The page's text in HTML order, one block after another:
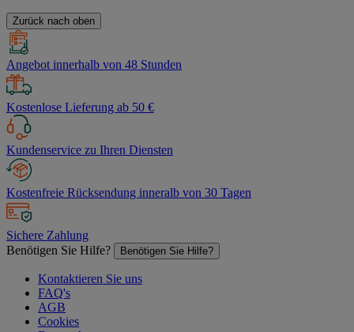
Zurück nach oben
Angebot innerhalb von 48 Stunden
Kostenlose Lieferung ab 50 €
Kundenservice zu Ihren Diensten
Kostenfreie Rücksendung inneralb von 30 Tagen
Sichere Zahlung
Benötigen Sie Hilfe?
Benötigen Sie Hilfe?
Kontaktieren Sie uns
FAQ's
AGB
Cookies